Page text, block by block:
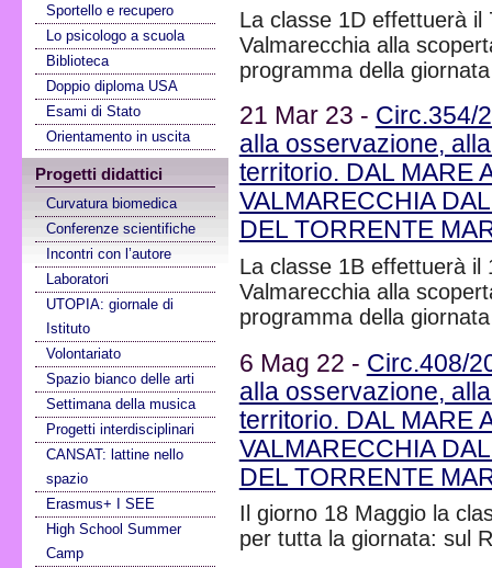
Sportello e recupero
Lo psicologo a scuola
Biblioteca
Doppio diploma USA
Esami di Stato
Orientamento in uscita
Progetti didattici
Curvatura biomedica
Conferenze scientifiche
Incontri con l’autore
Laboratori
UTOPIA: giornale di
Istituto
Volontariato
Spazio bianco delle arti
Settimana della musica
Progetti interdisciplinari
CANSAT: lattine nello
spazio
Erasmus+ I SEE
High School Summer
Camp
La classe 1D effettuerà
Valmarecchia alla
programma della giornata
21 Mar 23 - Circ.354/
alla osservazione,
territorio. DAL MARE
VALMARECCHIA
DEL TORRENTE
La classe 1B effettuerà il
Valmarecchia alla
programma della giornata
6 Mag 22 - Circ.408/
alla osservazione,
territorio. DAL MARE
VALMARECCHIA
DEL TORRENTE
Il giorno 18 Maggio la
per tutta la giornata: sul